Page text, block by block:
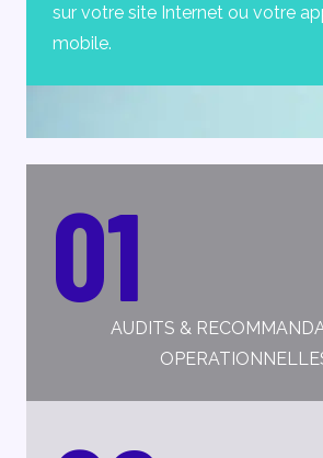
sur votre site Internet ou votre
mobile.
01
AUDITS &